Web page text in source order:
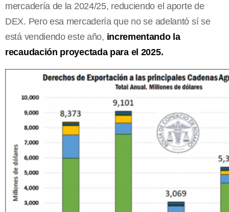
mercadería de la 2024/25, reduciendo el aporte de
DEX. Pero esa mercadería que no se adelantó sí se
está vendiendo este año, incrementando la
recaudación proyectada para el 2025.